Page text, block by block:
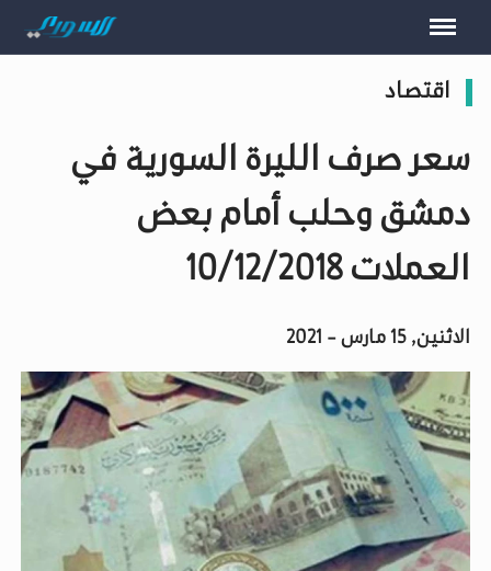
اقتصاد
سعر صرف الليرة السورية في
دمشق وحلب أمام بعض
العملات 10/12/2018
الاثنين, 15 مارس - 2021